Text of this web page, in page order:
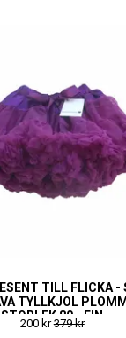
TILL FLICKA -
TYLLKJOL
STORLEK 80 - FIN
200 kr379 kr